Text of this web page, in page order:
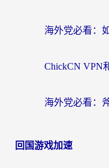
回国游戏加速